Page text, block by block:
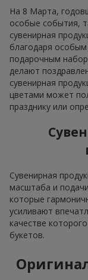
На 8 Марта,
особые события,
сувенирная
благодаря
подарочным
делают
сувенирная
цветами может
празднику или
Сувенирная
масштаба и
которые
усиливают
качестве
букетов.